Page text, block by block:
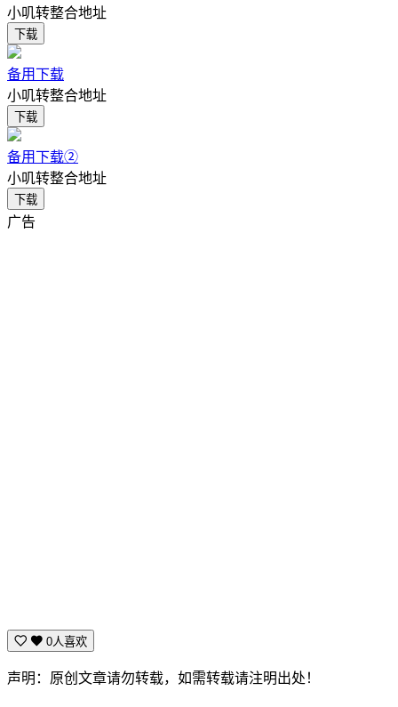
小叽转整合地址
下载
备用下载
小叽转整合地址
下载
备用下载②
小叽转整合地址
下载
广告
0人喜欢
声明：原创文章请勿转载，如需转载请注明出处！